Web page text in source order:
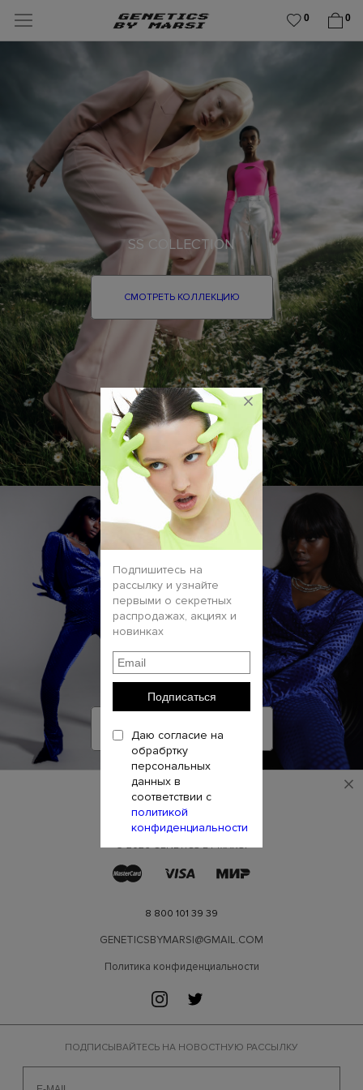
0 0
SS COLLECTION
СМОТРЕТЬ КОЛЛЕКЦИЮ
Подпишитесь на
рассылку и узнайте
первыми о секретных
распродажах, акциях и
новинках
Подписаться
Даю согласие на
обрабртку
персональных
данных в
соответствии с
политикой
конфиденциальности
×
© 2026 GENETICS BY MARSI
8 800 101 39 39
GENETICSBYMARSI@GMAIL.COM
Политика конфиденциальности
ПОДПИСЫВАЙТЕСЬ НА НОВОСТНУЮ РАССЫЛКУ
×